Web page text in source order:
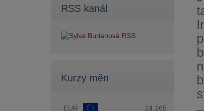
RSS kanál
Kurzy měn
EUR
24,265